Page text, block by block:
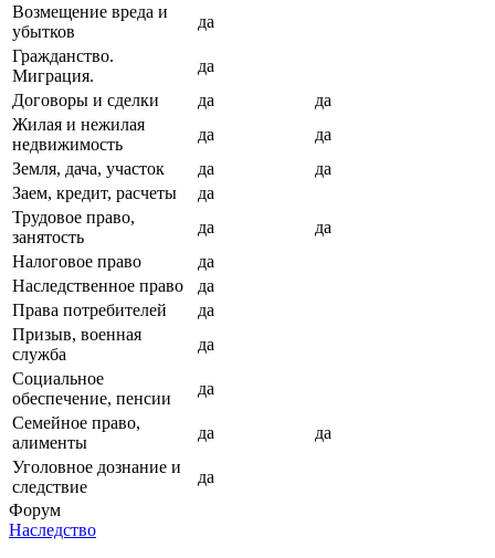
Возмещение вреда и
убытков
да
Гражданство.
Миграция.
да
Договоры и сделки
да
да
Жилая и нежилая
недвижимость
да
да
Земля, дача, участок
да
да
Заем, кредит, расчеты
да
Трудовое право,
занятость
да
да
Налоговое право
да
Наследственное право
да
Права потребителей
да
Призыв, военная
служба
да
Социальное
обеспечение, пенсии
да
Семейное право,
алименты
да
да
Уголовное дознание и
следствие
да
Форум
Наследство